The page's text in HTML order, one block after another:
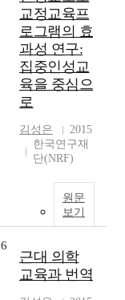
교정교육프
로그램의 효
과성 연구:
집중인성교
육을 중심으
로
김성은
2015
한국연구재
단(NRF)
원문
보기
6
근대 의학
교육과 번역